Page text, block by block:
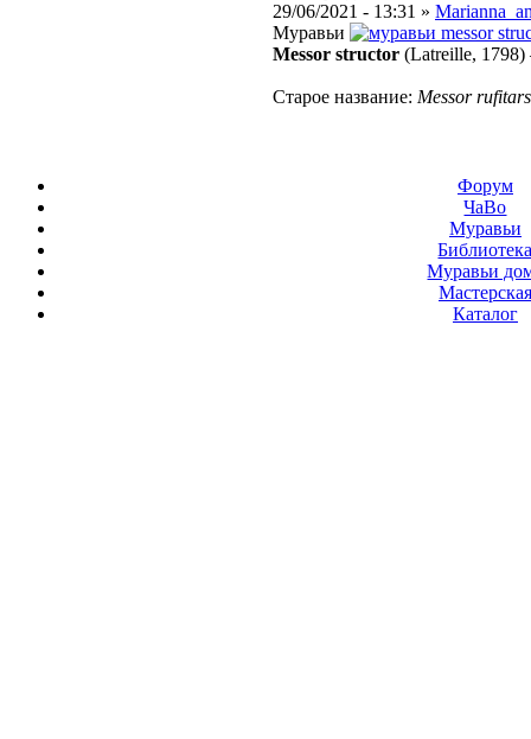
29/06/2021 - 13:31 »
Муравьи
messor
Messor structor (Latreille, 1798)
Старое название: Messor
Форум
ЧаВо
Муравьи
Муравьи
Мастерская
Каталог